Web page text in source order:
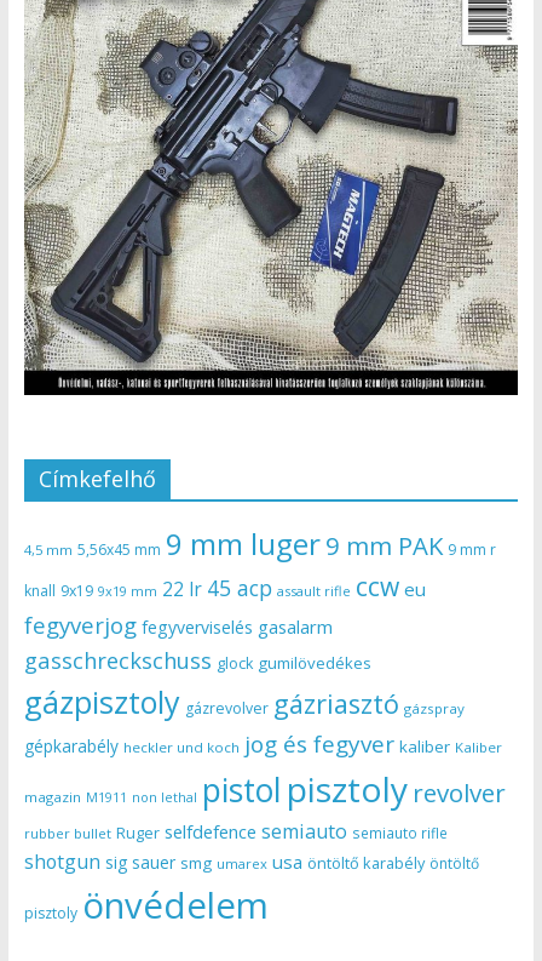
Címkefelhő
4,5 mm 5,56x45 mm 9 mm luger9 mm PAK 9 mm r
knall 9x19 9x19 mm 22 lr 45 acp assault rifle ccw eu
fegyverjog fegyverviselés gasalarm
gasschreckschuss glock gumilövedékes
gázpisztoly gázrevolver gázriasztó gázspray
gépkarabély heckler und koch jog és fegyver kaliber Kaliber
magazin M1911 non lethal pistol pisztoly revolver
rubber bullet Ruger selfdefence semiauto semiauto rifle
shotgun sig sauer smg umarex usa öntöltő karabély öntöltő
pisztoly önvédelem